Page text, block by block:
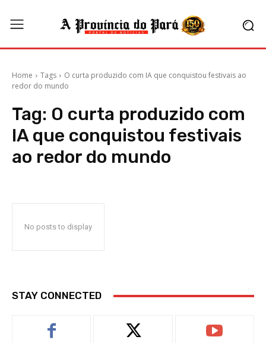
Home Tags
O curta produzido com IA que conquistou festivais ao
redor do mundo
Tag: O curta produzido com
IA que conquistou festivais
ao redor do mundo
No posts to display
STAY CONNECTED